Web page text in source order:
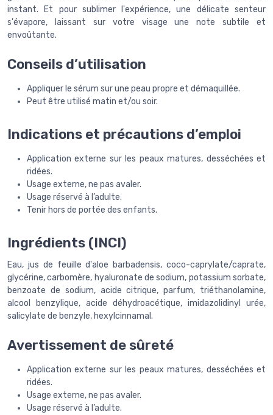
instant. Et pour sublimer l'expérience, une délicate senteur
s'évapore, laissant sur votre visage une note subtile et
envoûtante.
Conseils d’utilisation
Appliquer le sérum sur une peau propre et démaquillée.
Peut être utilisé matin et/ou soir.
Indications et précautions d’emploi
Application externe sur les peaux matures, desséchées et
ridées.
Usage externe, ne pas avaler.
Usage réservé à l’adulte.
Tenir hors de portée des enfants.
Ingrédients (INCI)
Eau, jus de feuille d'aloe barbadensis, coco-caprylate/caprate,
glycérine, carbomère, hyaluronate de sodium, potassium sorbate,
benzoate de sodium, acide citrique, parfum, triéthanolamine,
alcool benzylique, acide déhydroacétique, imidazolidinyl urée,
salicylate de benzyle, hexylcinnamal.
Avertissement de sûreté
Application externe sur les peaux matures, desséchées et
ridées.
Usage externe, ne pas avaler.
Usage réservé à l’adulte.